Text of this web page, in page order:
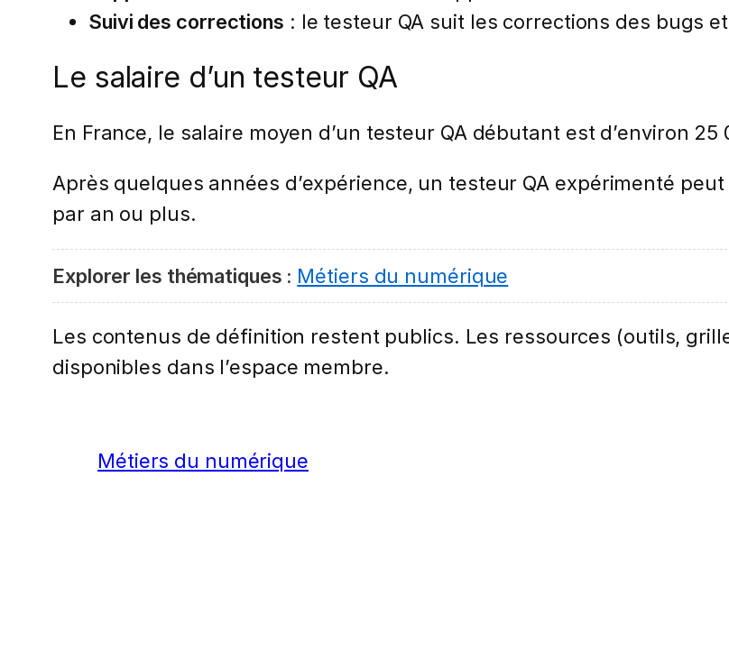
Suivi des corrections : le testeur QA suit les corrections des bugs
Le salaire d’un testeur QA
En France, le salaire moyen d’un testeur QA débutant est d’environ
Après quelques années d’expérience, un testeur QA expérimenté
par an ou plus.
Explorer les thématiques : Métiers du numérique
Les contenus de définition restent publics. Les ressources (outils,
disponibles dans l’espace membre.
Métiers du numérique